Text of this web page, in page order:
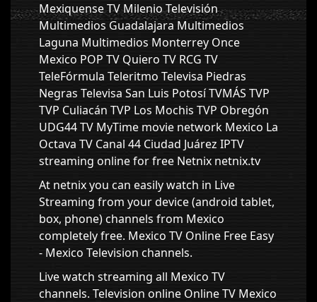
Mexiquense TV Milenio Televisión
Multimedios Guadalajara Multimedios
Laguna Multimedios Monterrey Once
Mexico POP TV Quiero TV RCG TV
TeleFórmula Teleritmo Televisa Piedras
Negras Televisa San Luis Potosí TVMÁS TVP
TVP Culiacán TVP Los Mochis TVP Obregón
UDG44 TV MyTime movie network Mexico La
Octava TV Canal 44 Ciudad Juárez IPTV
streaming online for free Netnix netnix.tv
At netnix you can easily watch in Live
Streaming from your device (android tablet,
box, phone) channels from Mexico
completely free. Mexico TV Online Free Easy
- Mexico Television channels.
Live watch streaming all Mexico TV
channels. Television online Online TV Mexico